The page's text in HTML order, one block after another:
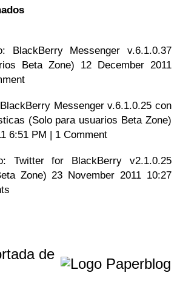
BlackBerry Messenger v.6.1.0.37
Beta Zone) 12 December 2011
Messenger v.6.1.0.25 con
(Solo para usuarios Beta Zone)
6:51 PM | 1 Comment
Twitter for BlackBerry v2.1.0.25
Zone)23 November 2011 10:27
de